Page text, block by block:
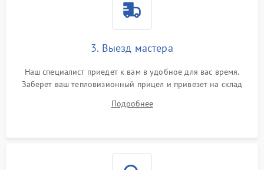
3. Выезд мастера
Наш специалист приедет к вам в удобное для вас время.
Заберет ваш тепловизионный прицел и привезет на склад
Подробнее